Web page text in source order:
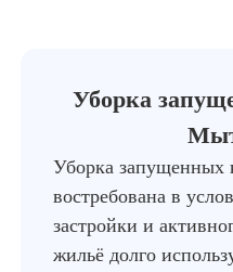
Уборка
Уборка
востребована в
застройки и
жильё долго